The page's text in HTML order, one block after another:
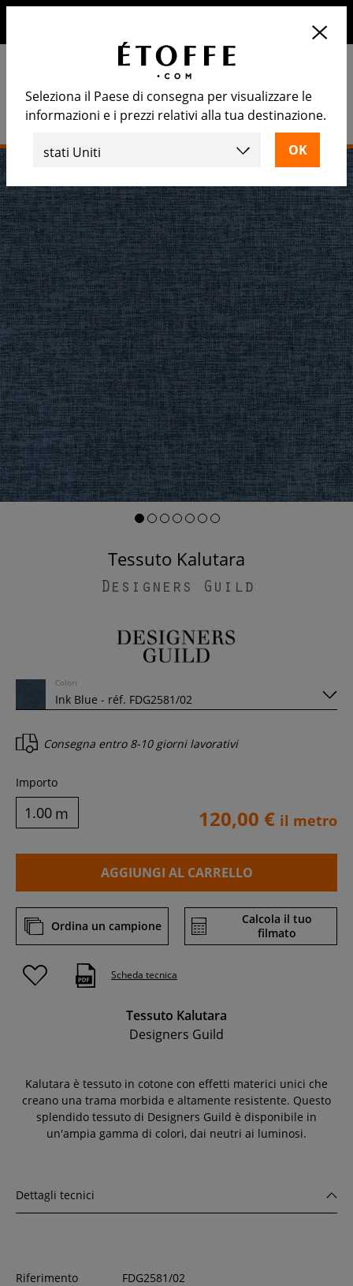
Tessuto Kalutara
Designers Guild
Colori
Consegna entro 8-10 giorni lavorativi
Importo
m 120,00 € il metro
AGGIUNGI AL CARRELLO
Ordina un campione
Calcola il tuo
filmato
Scheda tecnica
Tessuto Kalutara
Designers Guild
Kalutara è tessuto in cotone con effetti materici unici che
creano una trama morbida e altamente resistente. Questo
splendido tessuto di Designers Guild è disponibile in
un'ampia gamma di colori, dai neutri ai luminosi.
Dettagli tecnici
Riferimento FDG2581/02
Seleziona il Paese di consegna per visualizzare le
informazioni e i prezzi relativi alla tua destinazione.